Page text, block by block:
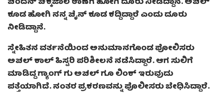
ಕೂಡ ಹೋಗಿ ನನ್ನ ಚೈನ್‌ ಕೂಡ ಕದ್ದಿದ್ದಾರೆ ಎಂದು ದೂರು
ನೀಡಿದ್ದಾನೆ.
ಸ್ನೇಹಿತನ ವರ್ತನೆಯಿಂದ ಅನುಮಾನಗೊಂಡ ಪೋಲಿಸರು
ಅಚಲ್ ಕಾಲ್ ಹಿಸ್ಟರಿ ಪರಿಶೀಲನೆ ನಡೆಸಿದ್ದಾರೆ. ಆಗ ಸುಲಿಗೆ
ಮಾಡಿದ್ದ ಗ್ಯಾಂಗ್ ಗು ಅಚಲ್ ಗೂ ಲಿಂಕ್ ಇರುವುದು
ಪತ್ತೆಯಾಗಿದೆ. ನಂತರ ಪ್ರಕರಣವನ್ನು ಪೊಲೀಸರು ಬೇಧಿಸಿದ್ದಾರೆ.